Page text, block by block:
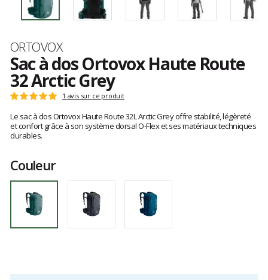
Marque
ORTOVOX
Sac à dos Ortovox Haute Route
32 Arctic Grey
Les
clients
Note
:
5
sur
1 avis sur ce produit
Le sac à dos Ortovox Haute Route 32L Arctic Grey offre stabilité, légèreté
et confort grâce à son système dorsal O-Flex et ses matériaux techniques
durables.
Couleur